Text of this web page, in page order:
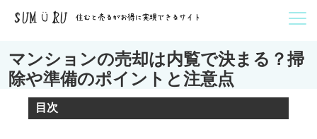
マンションの売却は内覧で決まる？掃
除や準備のポイントと注意点
目次